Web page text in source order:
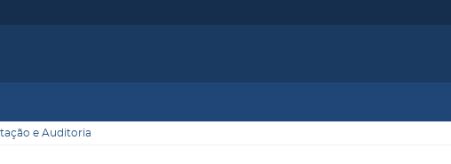
e Auditoria